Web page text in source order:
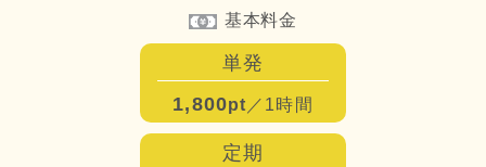
基本料金
単発
1,800pt ／1時間
定期